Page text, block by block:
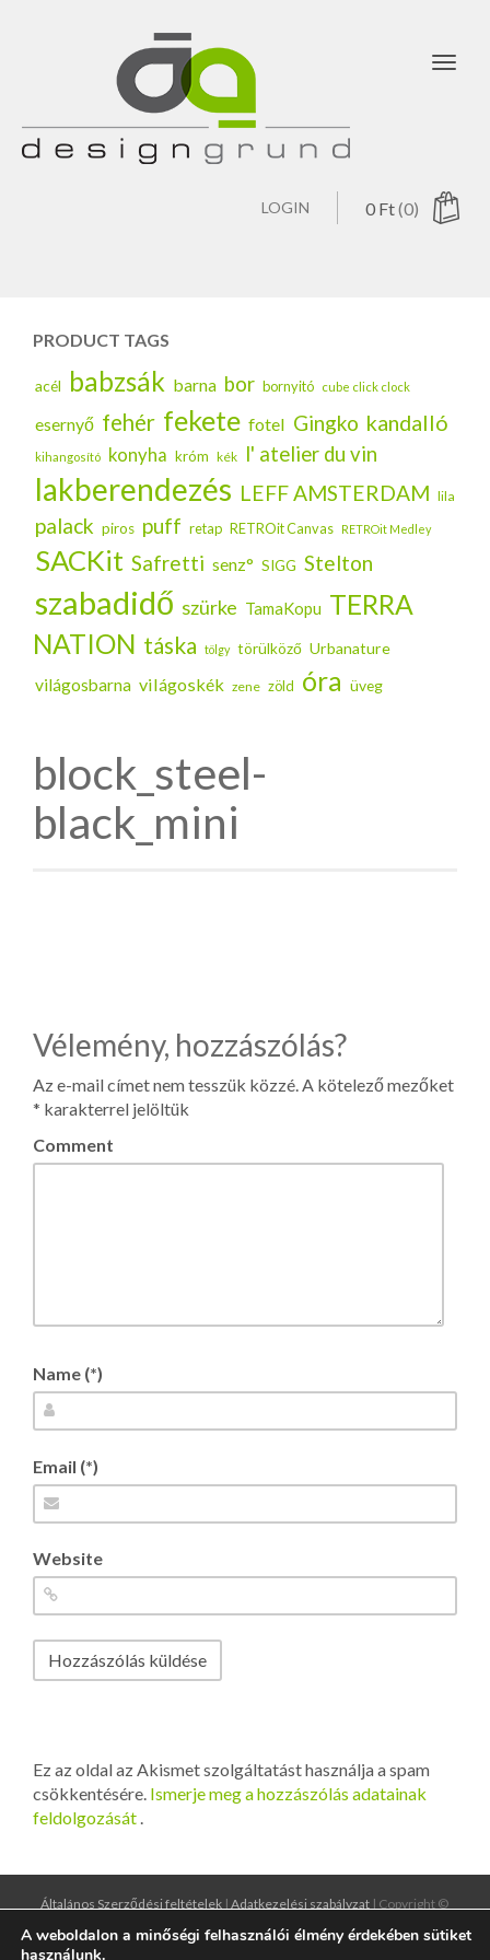
0 Ft(0)
LOGIN
PRODUCT TAGS
acél babzsák barna bor bornyitó cube click clock
esernyő fehér fekete fotel Gingko kandalló
kihangosító konyha króm kék l' atelier du vin
lakberendezés LEFF AMSTERDAM lila
palack piros puff retap RETROit Canvas RETROit Medley
SACKit Safretti senz° SIGG Stelton
szabadidő szürke TamaKopu TERRA
NATION táska tölgy törülköző Urbanature
világosbarna világoskék zene zöld óra üveg
block_steel-
black_mini
Vélemény, hozzászólás?
Az e-mail címet nem tesszük közzé. A kötelező mezőket
* karakterrel jelöltük
Comment
Name (*)
Email (*)
Website
Ez az oldal az Akismet szolgáltatást használja a spam
csökkentésére. Ismerje meg a hozzászólás adatainak
feldolgozását
Általános Szerződési feltételek | Adatkezelési szabályzat | Copyright ©
A weboldalon a minőségi felhasználói élmény érdekében sütiket
használunk.